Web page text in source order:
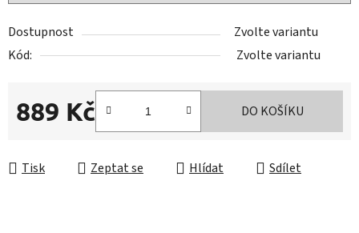
Dostupnost
Zvolte variantu
Kód:
Zvolte variantu
889 Kč DO KOŠÍKU
Tisk Zeptat se Hlídat Sdílet